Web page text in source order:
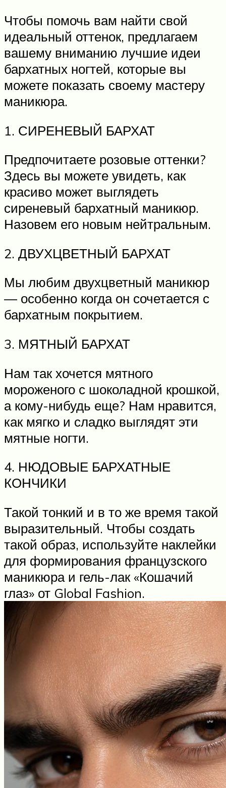
Чтобы помочь вам найти свой
идеальный оттенок, предлагаем
вашему вниманию лучшие идеи
бархатных ногтей, которые вы
можете показать своему мастеру
маникюра.
1. СИРЕНЕВЫЙ БАРХАТ
Предпочитаете розовые оттенки?
Здесь вы можете увидеть, как
красиво может выглядеть
сиреневый бархатный маникюр.
Назовем его новым нейтральным.
2. ДВУХЦВЕТНЫЙ БАРХАТ
Мы любим двухцветный маникюр
— особенно когда он сочетается с
бархатным покрытием.
3. МЯТНЫЙ БАРХАТ
Нам так хочется мятного
мороженого с шоколадной крошкой,
а кому-нибудь еще? Нам нравится,
как мягко и сладко выглядят эти
мятные ногти.
4. НЮДОВЫЕ БАРХАТНЫЕ
КОНЧИКИ
Такой тонкий и в то же время такой
выразительный. Чтобы создать
такой образ, используйте наклейки
для формирования французского
маникюра и гель-лак «Кошачий
глаз» от Global Fashion.